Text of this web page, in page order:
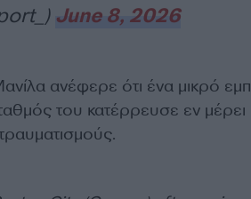
June 8, 2026
ανέφερε ότι ένα μικρό
του κατέρρευσε εν μέρει